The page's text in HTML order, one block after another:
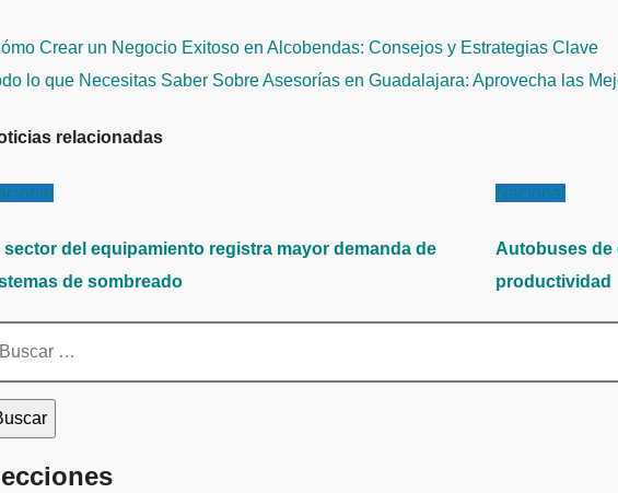
Crear un Negocio Exitoso en Alcobendas: Consejos y Estrategias Clave
lo que Necesitas Saber Sobre Asesorías en Guadalajara: Aprovecha las
relacionadas
sector del equipamiento registra mayor demanda de
de sombreado
Nacional
Autobuses de
productividad